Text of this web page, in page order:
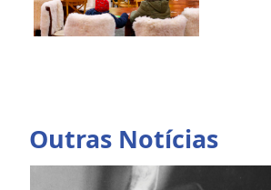
Outras Notícias